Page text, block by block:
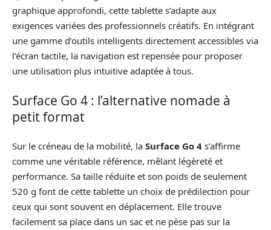
graphique approfondi, cette tablette s’adapte aux
exigences variées des professionnels créatifs. En intégrant
une gamme d’outils intelligents directement accessibles via
l’écran tactile, la navigation est repensée pour proposer
une utilisation plus intuitive adaptée à tous.
Surface Go 4 : l’alternative nomade à
petit format
Sur le créneau de la mobilité, la Surface Go 4 s’affirme
comme une véritable référence, mêlant légèreté et
performance. Sa taille réduite et son poids de seulement
520 g font de cette tablette un choix de prédilection pour
ceux qui sont souvent en déplacement. Elle trouve
facilement sa place dans un sac et ne pèse pas sur la